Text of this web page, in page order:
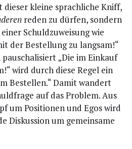
klei­ne sprach­li­che Kniff,
reden zu dür­fen, son­dern
einer Schuld­zu­wei­sung wie
der Bestel­lung zu lang­sam!“
„Die im Ein­kauf
wird durch die­se Regel ein
Bestel­len.“ Damit wan­dert
auf das Pro­blem. Aus
um Posi­tio­nen und Egos wird
Dis­kus­si­on um gemein­sa­me